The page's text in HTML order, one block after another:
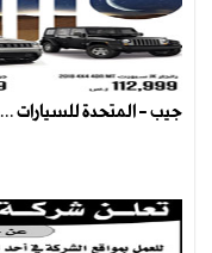
جيب - المتحدة للسيارات ...